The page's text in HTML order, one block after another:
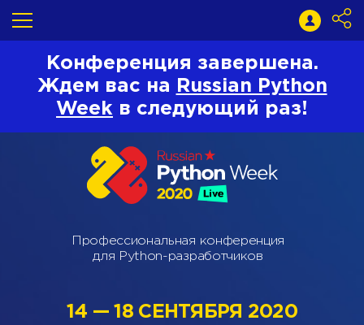
Конференция завершена.
Ждем вас на
Russian Python
Week в следующий раз!
Профессиональная конференция
для Python-разработчиков
14 — 18 СЕНТЯБРЯ 2020